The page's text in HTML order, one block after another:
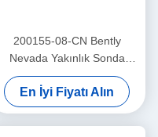
200155-08-CN Bently
Nevada Yakınlık Sonda
Düşük Frekanslı
Trendmaster Pro Hızlandırıcı
En İyi Fiyatı Alın